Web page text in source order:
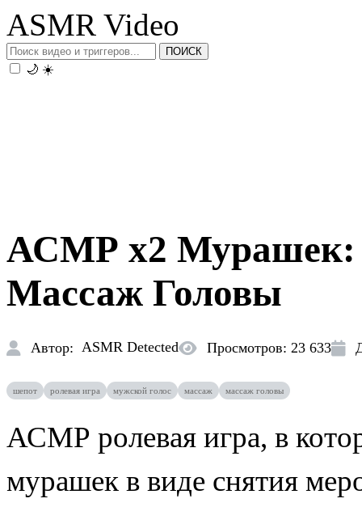
ASMR Video
ПОИСК
🌙 ☀️
АСМР х2 Мурашек:
Массаж Головы
Автор: ASMR Detected Просмотров: 23 633
шепот ролевая игра мужской голос массаж массаж головы
АСМР ролевая игра, в
мурашек в виде снятия